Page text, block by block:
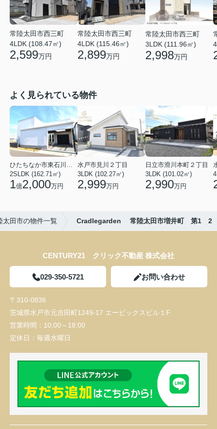
常陸太田市西三町
4LDK (108.47㎡)
2,599万円
常陸太田市西三町
4LDK (115.46㎡)
2,899万円
常陸太田市西三町
3LDK (111.96㎡)
2,998万円
よく見られている物件
ひたちなか市東石川２丁目
2SLDK (162.71㎡)
1億2,000万円
水戸市見川２丁目
3LDK (102.27㎡)
2,999万円
日立市滑川本町２丁目
3LDK (101.02㎡)
2,990万円
太田市の物件一覧 Cradlegarden 常陸太田市増井町 第1 2
CENTURY21 クリック不動産 株式会社
029-350-5721 お問い合わせ
〒310-0836
茨城県水戸市元吉田町1249-17 エービックスビル１F
営業時間： 10:00～18:00
定休日： 毎週水曜日